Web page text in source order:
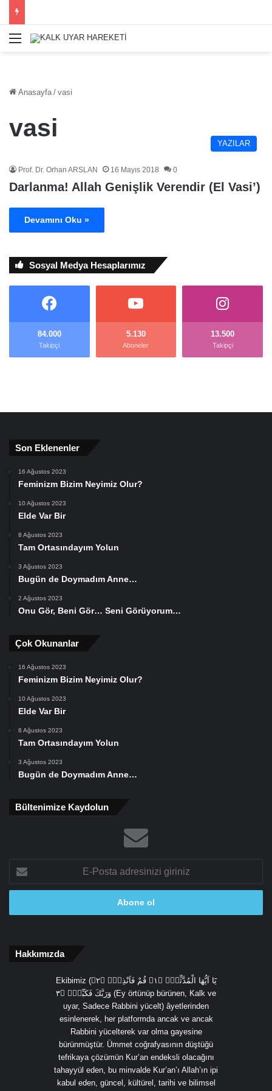
Menü
Anasayfa / vasi
vasi
YAZILAR
Prof. Dr. Orhan ARSLAN 16 Mayıs 2018 0
Darlanma! Allah Genişlik Verendir (El Vasi’)
Devamını Oku »
Sosyal Medya Hesaplarımız
84.000
Takipçi
5.130
Aboneler
13.500
Takipçi
Son Eklenenler
16 Ağustos 2023
Feminizm Bizim Neyimiz Olur?
10 Ağustos 2023
Elde Var Bir
8 Ağustos 2023
Tam Ortasındayım Yolun
3 Ağustos 2023
Bugün de Doymadım Anne…
2 Ağustos 2023
Onu Gör, Beni Gör… Seni Görüyorum…
Çok Okunanlar
16 Ağustos 2023
Feminizm Bizim Neyimiz Olur?
10 Ağustos 2023
Elde Var Bir
8 Ağustos 2023
Tam Ortasındayım Yolun
3 Ağustos 2023
Bugün de Doymadım Anne…
Bültenimize Kaydolun
Posta
adresinizi
Hakkımızda
Ekibimiz (يَٓا اَيُّهَا الْمُدَّثِّرُۙ ﴿١﴾ قُمْ فَاَنْذِرْۙ ﴿٢﴾
وَرَبَّكَ فَكَبِّرْۙ ﴿٣ (Ey örtünüp bürünen, Kalk ve
uyar, Sadece Rabbini yücelt) âyetlerinden
esinlenerek, her platformda ancak ve ancak
Rabbini yücelterek var olma gayesine
bürünmüştür. Ümmet coğrafyasının düştüğü
tefrikaya çözümün Kur’an endeksli olacağını
tahayyül eden, bu minvalde Kur’an’ı Allah’ın ipi
kabul eden, güncel, kültürel, tarihi ve bilimsel